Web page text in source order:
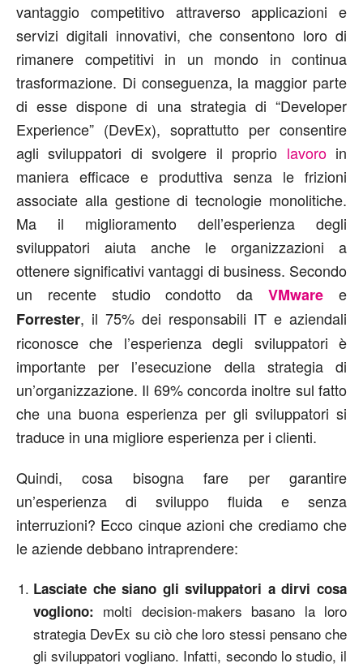
vantaggio competitivo attraverso applicazioni e
servizi digitali innovativi, che consentono loro di
rimanere competitivi in un mondo in continua
trasformazione. Di conseguenza, la maggior parte
di esse dispone di una strategia di “Developer
Experience” (DevEx), soprattutto per consentire
agli sviluppatori di svolgere il proprio lavoroin
maniera efficace e produttiva senza le frizioni
associate alla gestione di tecnologie monolitiche.
Ma il miglioramento dell’esperienza degli
sviluppatori aiuta anche le organizzazioni a
ottenere significativi vantaggi di business. Secondo
un recente studio condotto daVMware
e
Forrester, il 75% dei responsabili IT e aziendali
riconosce che l’esperienza degli sviluppatori è
importante per l’esecuzione della strategia di
un’organizzazione. Il 69% concorda inoltre sul fatto
che una buona esperienza per gli sviluppatori si
traduce in una migliore esperienza per i clienti.
Quindi, cosa bisogna fare per garantire
un’esperienza di sviluppo fluida e senza
interruzioni? Ecco cinque azioni che crediamo che
le aziende debbano intraprendere:
Lasciate che siano gli sviluppatori a dirvi cosa
vogliono: molti decision-makers basano la loro
strategia DevEx su ciò che loro stessi pensano che
gli sviluppatori vogliano. Infatti, secondo lo studio, il